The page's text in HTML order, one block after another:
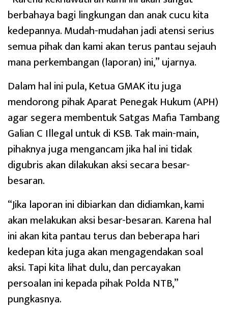
berbahaya bagi lingkungan dan anak cucu kita
kedepannya. Mudah-mudahan jadi atensi serius
semua pihak dan kami akan terus pantau sejauh
mana perkembangan (laporan) ini,” ujarnya.
Dalam hal ini pula, Ketua GMAK itu juga
mendorong pihak Aparat Penegak Hukum (APH)
agar segera membentuk Satgas Mafia Tambang
Galian C Illegal untuk di KSB. Tak main-main,
pihaknya juga mengancam jika hal ini tidak
digubris akan dilakukan aksi secara besar-
besaran.
“Jika laporan ini dibiarkan dan didiamkan, kami
akan melakukan aksi besar-besaran. Karena hal
ini akan kita pantau terus dan beberapa hari
kedepan kita juga akan mengagendakan soal
aksi. Tapi kita lihat dulu, dan percayakan
persoalan ini kepada pihak Polda NTB,”
pungkasnya.